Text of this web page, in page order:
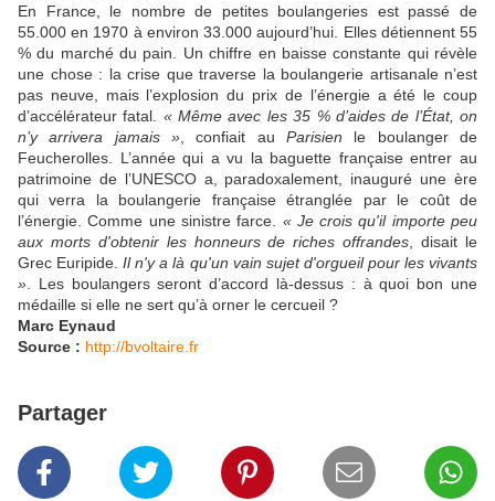
En France, le nombre de petites boulangeries est passé de
55.000 en 1970 à environ 33.000 aujourd’hui. Elles détiennent 55
% du marché du pain. Un chiffre en baisse constante qui révèle
une chose : la crise que traverse la boulangerie artisanale n’est
pas neuve, mais l’explosion du prix de l’énergie a été le coup
d’accélérateur fatal. « Même avec les 35 % d’aides de l’État, on
n’y arrivera jamais » , confiait au Parisien le boulanger de
Feucherolles. L’année qui a vu la baguette française entrer au
patrimoine de l’UNESCO a, paradoxalement, inauguré une ère
qui verra la boulangerie française étranglée par le coût de
l’énergie. Comme une sinistre farce. « Je crois qu'il importe peu
aux morts d'obtenir les honneurs de riches offrandes , disait le
Grec Euripide.Il n'y a là qu'un vain sujet d'orgueil pour les vivants
» . Les boulangers seront d’accord là-dessus : à quoi bon une
médaille si elle ne sert qu’à orner le cercueil ?
Marc Eynaud
Source : http://bvoltaire.fr
Partager